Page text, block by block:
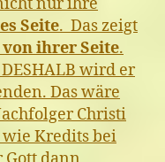
Seite. Das zeigt
ihrer Seite.
wird er
Das wäre
Christi
Kredits bei